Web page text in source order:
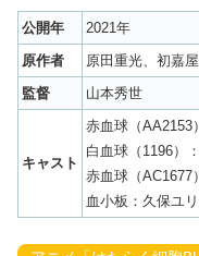
公開年
2021年
原作者
原田重光、 初嘉
監督
山本秀世
キャスト
赤血球（AA2153
白血球（1196）
赤血球（AC1677
血小板：久保ユ